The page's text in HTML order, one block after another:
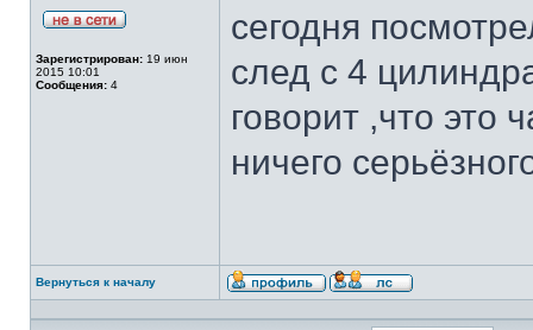
Зарегистрирован: 19 июн
2015 10:01
Сообщения: 4
сегодня
след с 4
говорит ,что это
ничего
Вернуться к началу